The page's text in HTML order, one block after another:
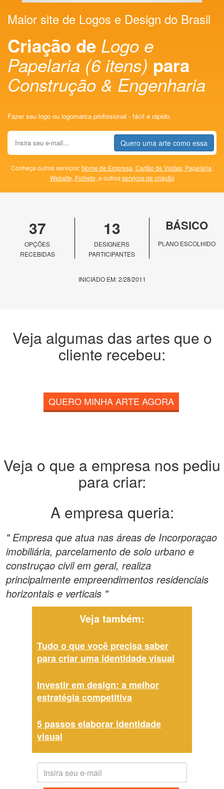
Maior site de Logos e Design do Brasil
Criação de Logo e
Papelaria (6 itens) para
Construção & Engenharia
Fazer seu logo ou logomarca profissional - fácil e rápido.
Quero uma arte como essa
Conheça outros serviços: Nome de Empresa, Cartão de Visitas, Papelaria,
Website, Folheto, e outrosserviços de criação
37
OPÇÕES
RECEBIDAS
13
DESIGNERS
PARTICIPANTES
BÁSICO
PLANO ESCOLHIDO
INICIADO EM: 2/28/2011
Veja algumas das artes que o
cliente recebeu:
QUERO MINHA ARTE AGORA
Veja o que a empresa nos pediu
para criar:
A empresa queria:
" Empresa que atua nas áreas de Incorporaçao
imobiliária, parcelamento de solo urbano e
construçao civil em geral, realiza
principalmente empreendimentos residenciais
horizontais e verticais "
Veja também:
Tudo o que você precisa saber
para criar uma identidade visual
Investir em design: a melhor
estratégia competitiva
5 passos elaborar identidade
visual